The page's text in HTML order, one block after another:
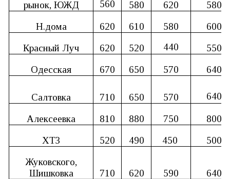
рынок, ЮЖД 560 580 620
580
Н.дома
620 610 580
600
Красный Луч
620 520 440
550
Одесская
670 650 570 640
Салтовка 710 650 570 640
Алексеевка 810 880 750
800
ХТЗ
520 490 450
500
Жуковского,
Шишковка
710 620 590
640